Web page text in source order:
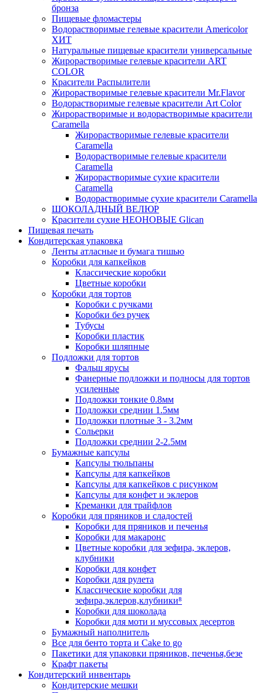
бронза
Пищевые фломастеры
Водорастворимые гелевые красители Americolor
ХИТ
Натуральные пищевые красители универсальные
Жирорастворимые гелевые красители ART
COLOR
Красители Распылители
Жирорастворимые гелевые красители Mr.Flavor
Водорастворимые гелевые красители Art Color
Жирорастворимые и водорастворимые красители
Caramella
Жирорастворимые гелевые красители
Caramella
Водорастворимые гелевые красители
Caramella
Жирорастворимые сухие красители
Caramella
Водорастворимые сухие красители Caramella
ШОКОЛАДНЫЙ ВЕЛЮР
Красители сухие НЕОНОВЫЕ Glican
Пищевая печать
Кондитерская упаковка
Ленты атласные и бумага тишью
Коробки для капкейков
Классические коробки
Цветные коробки
Коробки для тортов
Коробки с ручками
Коробки без ручек
Тубусы
Коробки пластик
Коробки шляпные
Подложки для тортов
Фальш ярусы
Фанерные подложки и подносы для тортов
усиленные
Подложки тонкие 0.8мм
Подложки среднии 1.5мм
Подложки плотные 3 - 3.2мм
Сольерки
Подложки среднии 2-2.5мм
Бумажные капсулы
Капсулы тюльпаны
Капсулы для капкейков
Капсулы для капкейков с рисунком
Капсулы для конфет и эклеров
Креманки для трайфлов
Коробки для пряников и сладостей
Коробки для пряников и печенья
Коробки для макаронс
Цветные коробки для зефира, эклеров,
клубники
Коробки для конфет
Коробки для рулета
Классические коробки для
зефира,эклеров,клубники⁸
Коробки для шоколада
Коробки для моти и муссовых десертов
Бумажный наполнитель
Все для бенто торта и Cake to go
Пакетики для упаковки пряников, печенья,безе
Крафт пакеты
Кондитерский инвентарь
Кондитерские мешки